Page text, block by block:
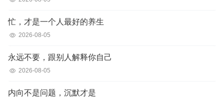
忙，才是一个人最好的养生
2026-08-05
永远不要，跟别人解释你自己
2026-08-05
内向不是问题，沉默才是